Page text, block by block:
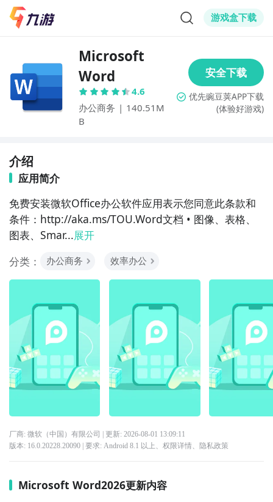
游戏盒下载
Microsoft
Word
4.6
办公商务 | 140.51M
B
(体验好游戏)
介绍
应用简介
免费安装微软Office办公软件应用表示您同意此条款和
条件：http://aka.ms/TOU.Word文档 • 图像、表格、
图表、Smar...展开
分类：
办公商务 效率办公
厂商: 微软（中国）有限公司 | 更新: 2026-08-01 13:09:11
版本: 16.0.20228.20090| 要求: Android 8.1 以上、 权限详情、 隐私政策
Microsoft Word2026更新内容